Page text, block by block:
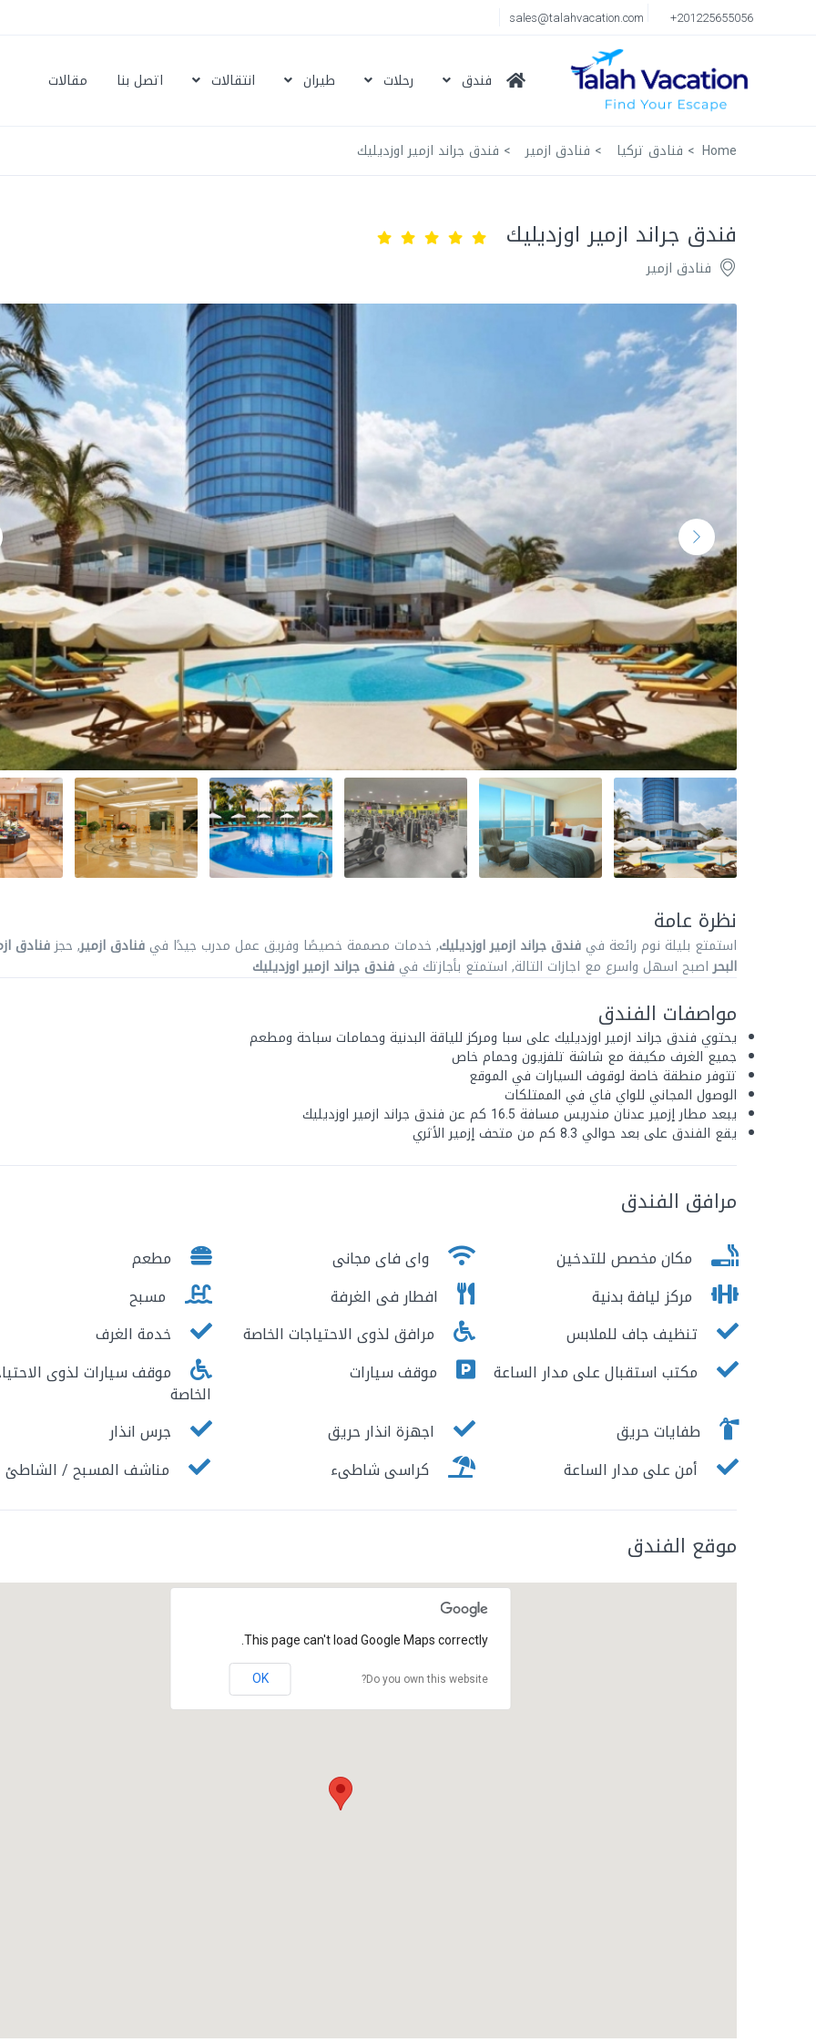
+201225655056
sales@talahvacation.com
فندق رحلات طيران انتقالات اتصل بنا مقالات
Home فنادق تركيا فنادق ازمير فندق جراند ازمير اوزديليك
فندق جراند ازمير اوزديليك
فنادق ازمير
نظرة عامة
استمتع بليلة نوم رائعة في فندق جراند ازمير اوزديليك, خدمات مصممة خصيصًا وفريق عمل مدرب جيدًا في فنادق ازمير, حجزفنادق
البحراصبح اسهل واسرع مع اجازات التالة, استمتع بأجازتك في فندق جراند ازمير اوزديليك
مواصفات الفندق
يحتوي فندق جراند ازمير اوزديليك على سبا ومركز للياقة البدنية وحمامات سباحة ومطعم
جميع الغرف مكيفة مع شاشة تلفزيون وحمام خاص
تتوفر منطقة خاصة لوقوف السيارات في الموقع
الوصول المجاني للواي فاي في الممتلكات
يبعد مطار إزمير عدنان مندريس مسافة 16.5 كم عن فندق جراند ازمير اوزديليك
يقع الفندق على بعد حوالي 8.3 كم من متحف إزمير الأثري
مرافق الفندق
مكان مخصص للتدخين واى فاى مجانى
مطعم
مركز ليافة بدنية
افطار فى الغرفة
مسبح
تنظيف جاف للملابس
مرافق لذوى الاحتياجات الخاصة
خدمة الغرف
مكتب استقبال على مدار الساعة
موقف سيارات موقف سيارات لذوى
الخاصة
طفايات حريق
اجهزة انذار حريق
جرس انذار
أمن على مدار الساعة
كراسى شاطىء مناشف المسبح / الشاطئ
موقع الفندق
This page can't load Google Maps correctly.
Do you own this website?
OK